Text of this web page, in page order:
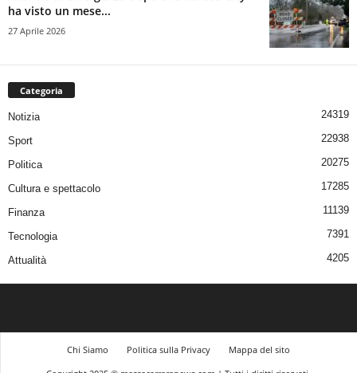
ha visto un mese...
27 Aprile 2026
Categoria
Notizia 24319
Sport 22938
Politica 20275
Cultura e spettacolo 17285
Finanza 11139
Tecnologia 7391
Attualità 4205
Chi Siamo Politica sulla Privacy
Mappa del sito